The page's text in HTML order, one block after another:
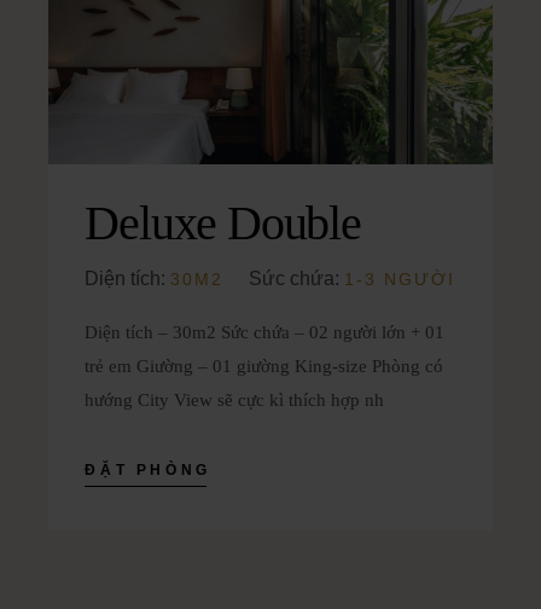
Deluxe Double
Diện tích: 30M2 Sức chứa: 1-3 NGƯỜI
Diện tích – 30m2 Sức chứa – 02 người lớn + 01
trẻ em Giường – 01 giường King-size Phòng có
hướng City View sẽ cực kì thích hợp nh
ĐẶT PHÒNG